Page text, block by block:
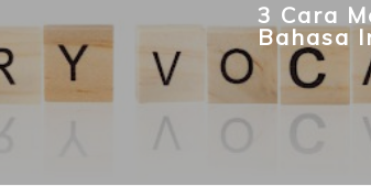
3 Cara
Bahasa